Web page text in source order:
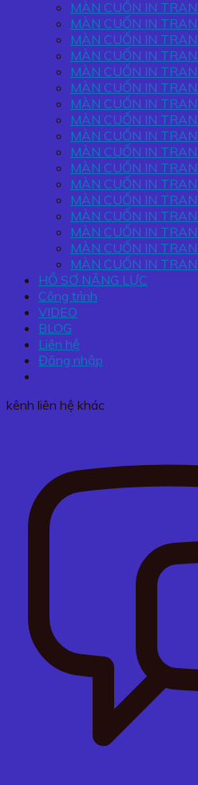
MÀN CUỐN IN
MÀN CUỐN IN
MÀN CUỐN IN
MÀN CUỐN IN
MÀN CUỐN IN
MÀN CUỐN IN
MÀN CUỐN IN
MÀN CUỐN IN
MÀN CUỐN IN
MÀN CUỐN IN
MÀN CUỐN IN
MÀN CUỐN IN
MÀN CUỐN IN
MÀN CUỐN IN
MÀN CUỐN IN
MÀN CUỐN IN
MÀN CUỐN IN
HỒ SƠ NĂNG LỰC
Công trình
VIDEO
BLOG
Liên hệ
Đăng nhập
kênh liên hệ khác